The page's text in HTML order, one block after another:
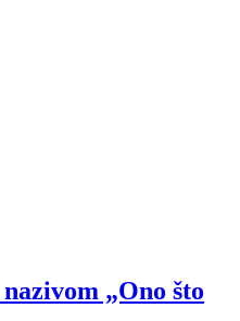
„Ono što